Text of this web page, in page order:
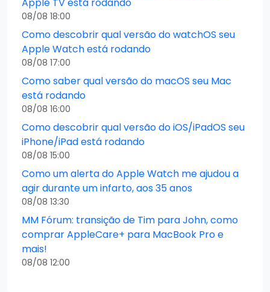
08/08 18:00
Como descobrir qual versão do watchOS seu
Apple Watch está rodando
08/08 17:00
Como saber qual versão do macOS seu Mac
está rodando
08/08 16:00
Como descobrir qual versão do iOS/iPadOS seu
iPhone/iPad está rodando
08/08 15:00
Como um alerta do Apple Watch me ajudou a
agir durante um infarto, aos 35 anos
08/08 13:30
MM Fórum: transição de Tim para John, como
comprar AppleCare+ para MacBook Pro e
mais!
08/08 12:00